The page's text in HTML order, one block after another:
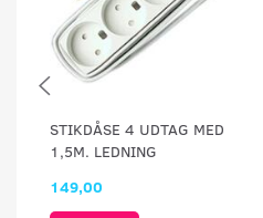
STIKDÅSE 4 UDTAG MED
1,5M. LEDNING
149,00